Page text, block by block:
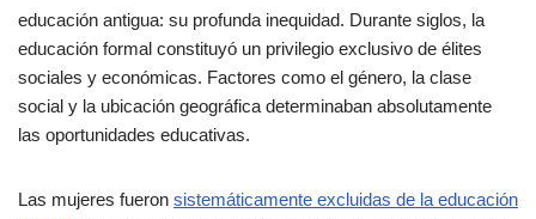
educación antigua: su profunda inequidad. Durante siglos, la
educación formal constituyó un privilegio exclusivo de élites
sociales y económicas. Factores como el género, la clase
social y la ubicación geográfica determinaban absolutamente
las oportunidades educativas.
Las mujeres fueron sistemáticamente excluidas de la educación